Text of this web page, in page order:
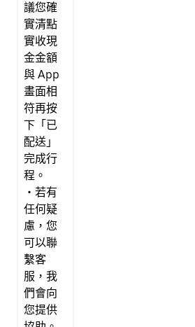
議您確
實清點
實收現
金金額
與 App
畫面相
符再按
下「已
配送」
完成行
程。
・若有
任何疑
慮，您
可以聯
繫客
服，我
們會向
您提供